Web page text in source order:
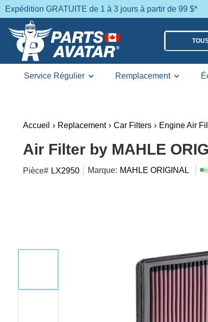
Expédition GRATUITE de 1 à 3 jours à partir de 99 $*
Service Régulier Remplacement
Accueil › Replacement › Car Filters › Engine Air
Air Filter by MAHLE
Pièce# LX2950 Marque: MAHLE ORIGINAL